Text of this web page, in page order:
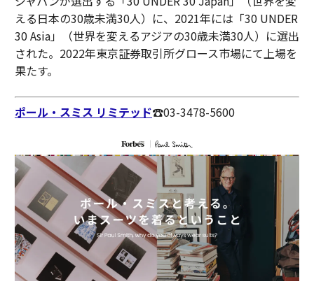
える日本の30歳未満30人）に、2021年には「30 UNDER
30 Asia」（世界を変えるアジアの30歳未満30人）に選出
された。2022年東京証券取引所グロース市場にて上場を
果たす。
ポール・スミス リミテッド☎︎03-3478-5600